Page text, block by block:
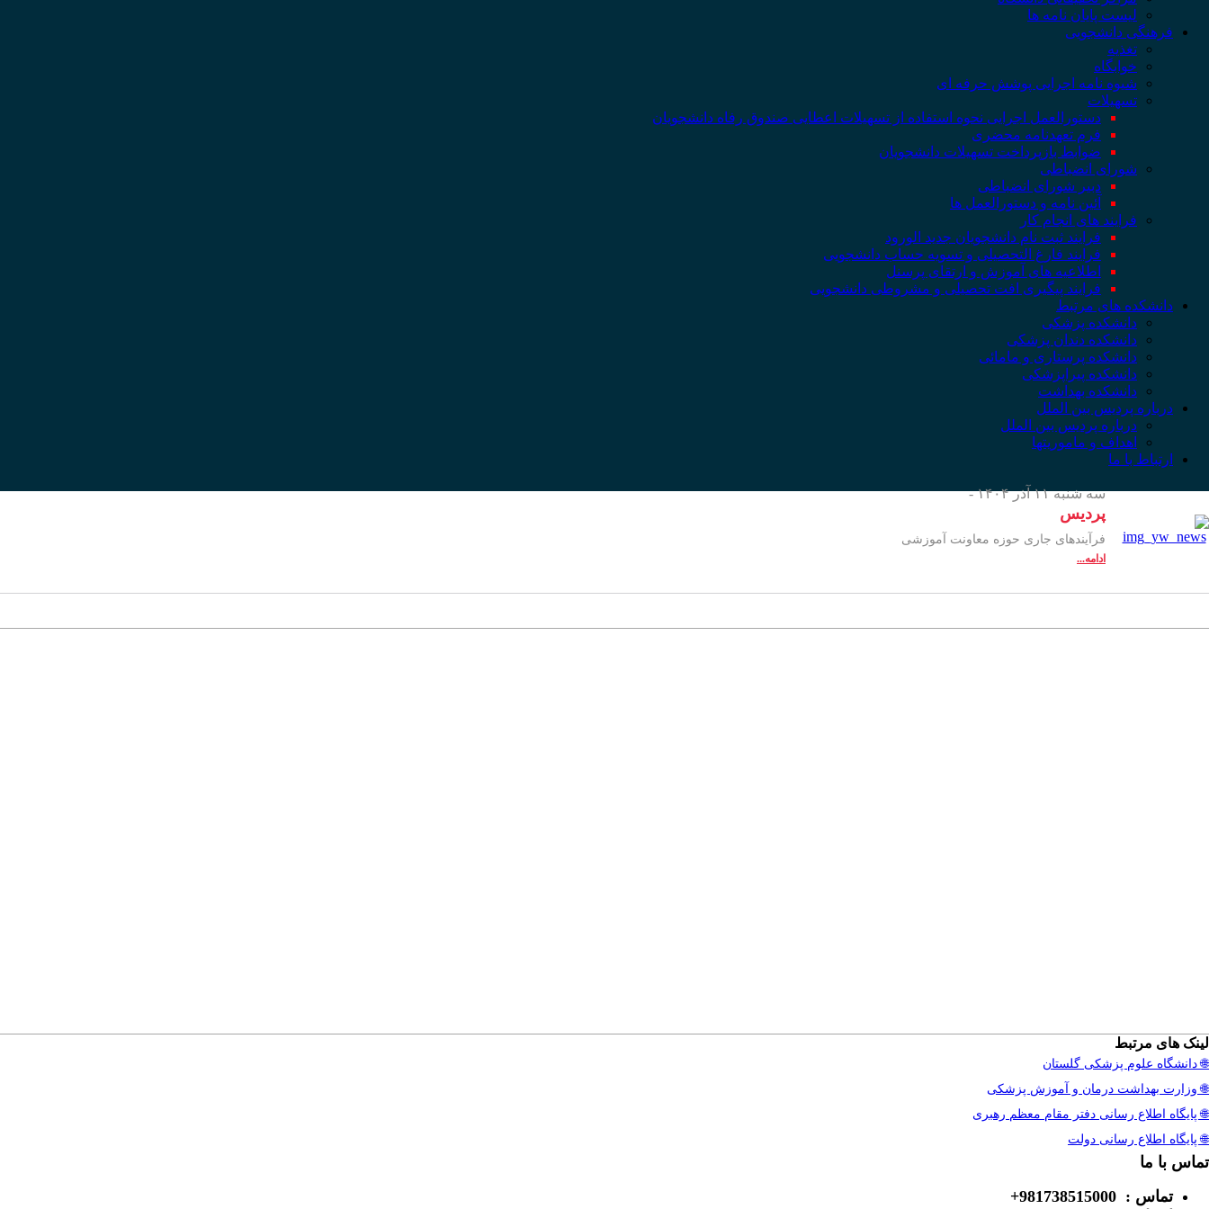
لیست پایان نامه ها
فرهنگی دانشجویی
تغذیه
خوابگاه
شیوه نامه اجرایی پوشش حرفه ای
تسهیلات
دستورالعمل اجرایی نحوه استفاده از تسهیلات اعطایی صندوق رفاه دانشجویان
فرم تعهدنامه محضری
ضوابط بازپرداخت تسهیلات دانشجویان
شورای انضباطی
دبیر شورای انضباطی
آئین نامه و دستورالعمل ها
فرایند های انجام کار
فرایند ثبت نام دانشجویان جدید الورود
فرایند فارغ التحصیلی و تسویه حساب دانشجویی
اطلاعیه های آموزش و ارتقای پرسنل
فرایند پیگیری افت تحصیلی و مشروطی دانشجویی
دانشکده های مرتبط
دانشکده پزشکی
دانشکده دندان پزشکی
دانشکده پرستاری و مامائی
دانشکده پیراپزشکی
دانشکده بهداشت
درباره پردیس بین الملل
درباره پردیس بین الملل
اهداف و ماموریتها
ارتباط با ما
سه شنبه ۱۱ آذر ۱۴۰۴ -
پردیس
فرآیندهای جاری حوزه معاونت آموزشی
ادامه...
لینک های مرتبط
🌐 دانشگاه علوم پزشکی گلستان
🌐 وزارت بهداشت درمان و آموزش پزشکی
🌐 پایگاه اطلاع رسانی دفتر مقام معظم رهبری
🌐 پایگاه اطلاع رسانی دولت
تماس با ما
تماس : 981738515000+